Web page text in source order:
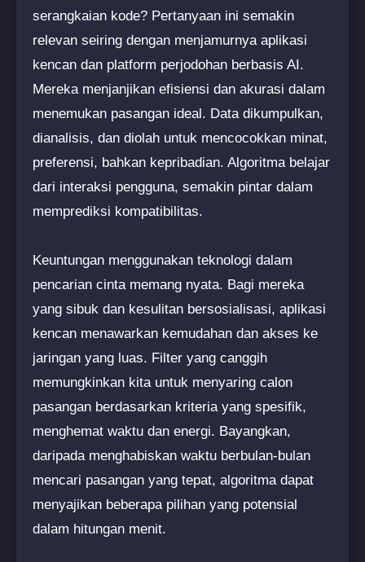
serangkaian kode? Pertanyaan ini semakin
relevan seiring dengan menjamurnya aplikasi
kencan dan platform perjodohan berbasis AI.
Mereka menjanjikan efisiensi dan akurasi dalam
menemukan pasangan ideal. Data dikumpulkan,
dianalisis, dan diolah untuk mencocokkan minat,
preferensi, bahkan kepribadian. Algoritma belajar
dari interaksi pengguna, semakin pintar dalam
memprediksi kompatibilitas.
Keuntungan menggunakan teknologi dalam
pencarian cinta memang nyata. Bagi mereka
yang sibuk dan kesulitan bersosialisasi, aplikasi
kencan menawarkan kemudahan dan akses ke
jaringan yang luas. Filter yang canggih
memungkinkan kita untuk menyaring calon
pasangan berdasarkan kriteria yang spesifik,
menghemat waktu dan energi. Bayangkan,
daripada menghabiskan waktu berbulan-bulan
mencari pasangan yang tepat, algoritma dapat
menyajikan beberapa pilihan yang potensial
dalam hitungan menit.